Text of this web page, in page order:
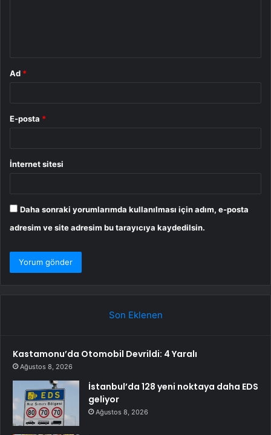
Ad *
E-posta *
İnternet sitesi
Daha sonraki yorumlarımda kullanılması için adım, e-posta
adresim ve site adresim bu tarayıcıya kaydedilsin.
Son Eklenen
Kastamonu’da Otomobil Devrildi: 4 Yaralı
Ağustos 8, 2026
İstanbul’da 128 yeni noktaya daha EDS
geliyor
Ağustos 8, 2026